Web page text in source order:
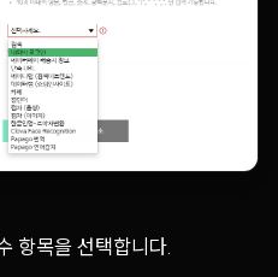
항목을 선택합니다.